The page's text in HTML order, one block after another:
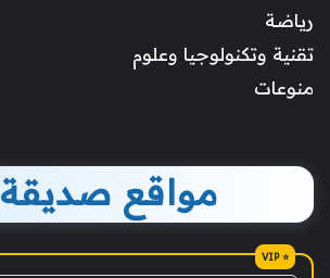
رياضة
تقنية وتكنولوجيا وعلوم
منوعات
مواقع صديقة